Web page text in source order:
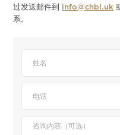
过发送邮件到 info@chbl.uk
系。